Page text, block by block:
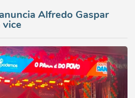
Alfredo Gaspar
vice